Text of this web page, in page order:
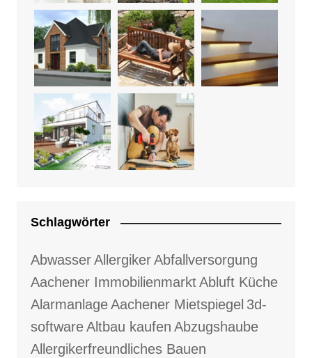
Schlagwörter
AbwasserAllergikerAbfallversorgung
Aachener ImmobilienmarktAbluft Küche
AlarmanlageAachener Mietspiegel 3d-
softwareAltbau kaufen Abzugshaube
Allergikerfreundliches Bauen